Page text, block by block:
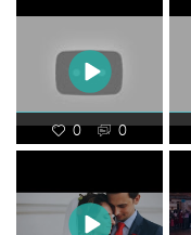
0 0